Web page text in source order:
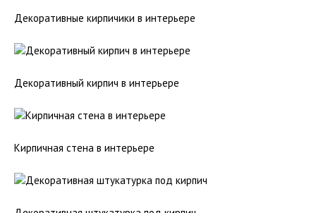
Декоративные кирпичики в интерьере
Декоративный кирпич в интерьере
Кирпичная стена в интерьере